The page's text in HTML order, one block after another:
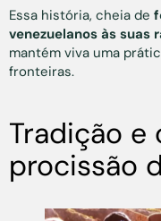
Essa história, cheia de
venezuelanos às suas
mantém viva uma
fronteiras.
Tradição e
procissão